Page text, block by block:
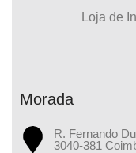
Loja de
Morada
R. Fernando
3040-381